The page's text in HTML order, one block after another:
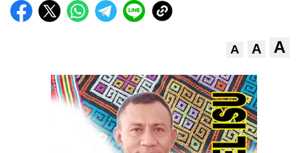
A A A